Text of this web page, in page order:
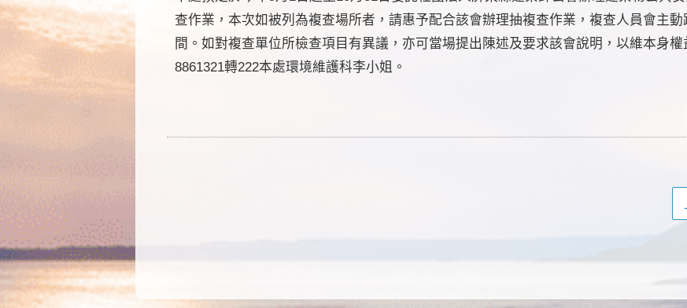
查作業，本次如被列為複查場所者，請惠予配合該會辦理抽複查作業，複查人員會主
間。如對複查單位所檢查項目有異議，亦可當場提出陳述及要求該會說明，以維本身
8861321轉222本處環境維護科李小姐。